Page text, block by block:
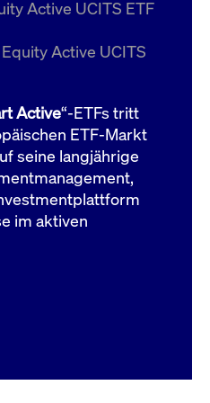
Active UCITS ETF
Active UCITS
Active“-ETFs tritt
ETF-Markt
seine langjährige
im aktiven
boerse.com
bis